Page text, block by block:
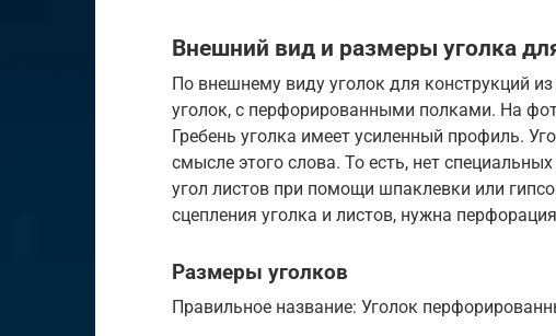
Внешний вид и размеры уголка
По внешнему виду уголок для конструкций
уголок, с перфорированными полками. На
Гребень уголка имеет усиленный профиль.
смысле этого слова. То есть, нет
угол листов при помощи шпаклевки или
сцепления уголка и листов, нужна
Размеры уголков
Правильное название: Уголок